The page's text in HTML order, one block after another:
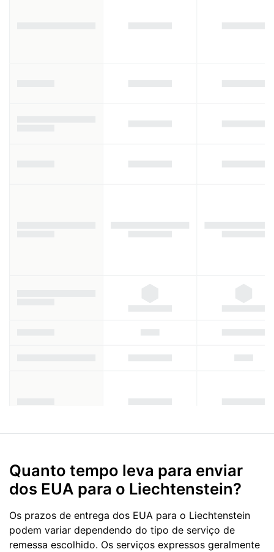
Quanto tempo leva para enviar
dos EUA para o Liechtenstein?
Os prazos de entrega dos EUA para o Liechtenstein
podem variar dependendo do tipo de serviço de
remessa escolhido. Os serviços expressos geralmente